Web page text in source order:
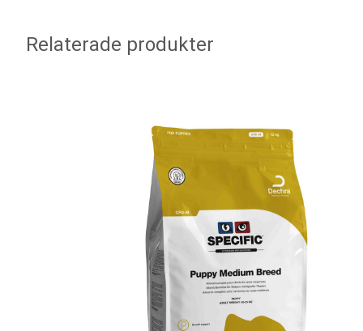
Relaterade produkter